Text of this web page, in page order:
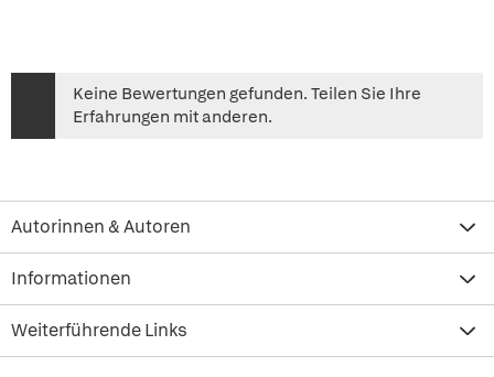
Keine Bewertungen gefunden. Teilen Sie Ihre
Erfahrungen mit anderen.
Autorinnen & Autoren
Informationen
Weiterführende Links